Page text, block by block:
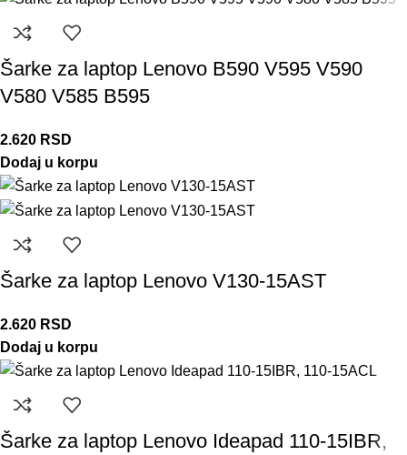
Šarke za laptop Lenovo B590 V595 V590
V580 V585 B595
2.620 RSD
Dodaj u korpu
Šarke za laptop Lenovo V130-15AST
2.620 RSD
Dodaj u korpu
Šarke za laptop Lenovo Ideapad 110-15IBR,